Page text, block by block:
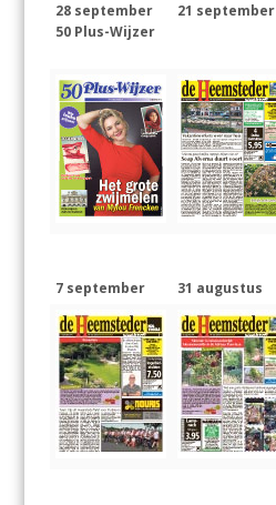
28 september
50 Plus-Wijzer
21 september
7 september 31 augustus